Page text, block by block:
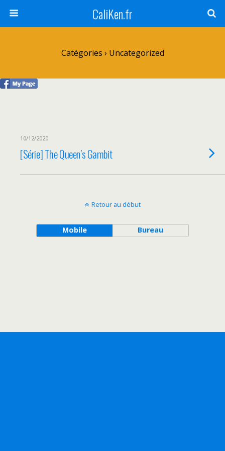
CaliKen.fr
Catégories › Uncategorized
10/12/2020
[Série] The Queen’s Gambit
Retour au début
Mobile Bureau